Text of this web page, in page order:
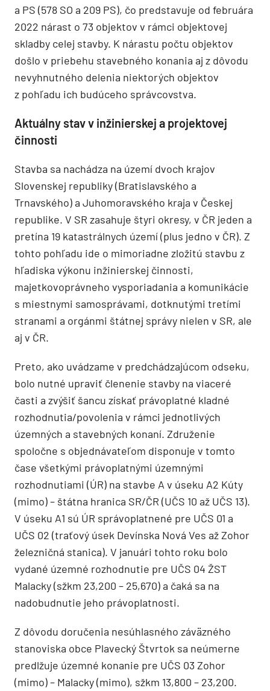
a PS (578 SO a 209 PS), čo predstavuje od februára
2022 nárast o 73 objektov v rámci objektovej
skladby celej stavby. K nárastu počtu objektov
došlo v priebehu stavebného konania aj z dôvodu
nevyhnutného delenia niektorých objektov
z pohľadu ich budúceho správcovstva.
Aktuálny stav v inžinierskej a projektovej
činnosti
Stavba sa nachádza na území dvoch krajov
Slovenskej republiky (Bratislavského a
Trnavského) a Juhomoravského kraja v Českej
republike. V SR zasahuje štyri okresy, v ČR jeden a
pretína 19 katastrálnych území (plus jedno v ČR). Z
tohto pohľadu ide o mimoriadne zložitú stavbu z
hľadiska výkonu inžinierskej činnosti,
majetkovoprávneho vysporiadania a komunikácie
s miestnymi samosprávami, dotknutými tretími
stranami a orgánmi štátnej správy nielen v SR, ale
aj v ČR.
Preto, ako uvádzame v predchádzajúcom odseku,
bolo nutné upraviť členenie stavby na viaceré
časti a zvýšiť šancu získať právoplatné kladné
rozhodnutia/povolenia v rámci jednotlivých
územných a stavebných konaní. Združenie
spoločne s objednávateľom disponuje v tomto
čase všetkými právoplatnými územnými
rozhodnutiami (ÚR) na stavbe A v úseku A2 Kúty
(mimo) – štátna hranica SR/ČR (UČS 10 až UČS 13).
V úseku A1 sú ÚR správoplatnené pre UČS 01 a
UČS 02 (traťový úsek Devínska Nová Ves až Zohor
železničná stanica). V januári tohto roku bolo
vydané územné rozhodnutie pre UČS 04 ŽST
Malacky (sžkm 23,200 – 25,670) a čaká sa na
nadobudnutie jeho právoplatnosti.
Z dôvodu doručenia nesúhlasného záväzného
stanoviska obce Plavecký Štvrtok sa neúmerne
predlžuje územné konanie pre UČS 03 Zohor
(mimo) – Malacky (mimo), sžkm 13,800 – 23,200.